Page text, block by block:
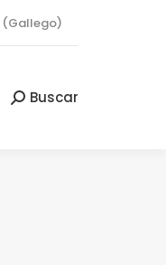
(Gallego)
Buscar:
Buscar
Buscar